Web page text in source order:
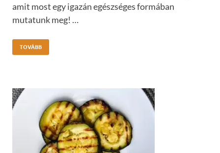
amit most egy igazán egészséges formában
mutatunk meg! …
TOVÁBB